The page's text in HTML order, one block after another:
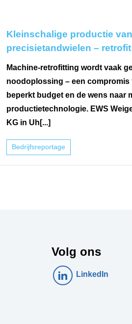
Kleinschalige productie van
precisietandwielen –
Machine-retrofitting wordt vaak
noodoplossing – een compromis
beperkt budget en de wens naar
productietechnologie. EWS
KG in Uh[...]
Bedrijfsreportage
Volg ons
LinkedIn